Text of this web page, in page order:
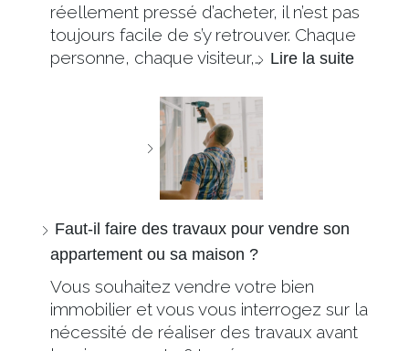
réellement pressé d’acheter, il n’est pas
toujours facile de s’y retrouver. Chaque
personne, chaque visiteur,… Lire la suite
Faut-il faire des travaux pour vendre son
appartement ou sa maison ?
Vous souhaitez vendre votre bien
immobilier et vous vous interrogez sur la
nécessité de réaliser des travaux avant